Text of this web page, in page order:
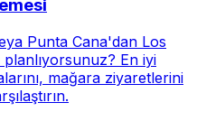
Punta Cana'dan Los
En iyi
mağara ziyaretlerini